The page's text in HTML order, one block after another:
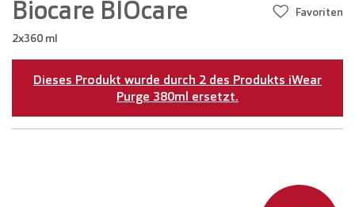
Biocare BIOcare
2x360 ml
Favoriten
Dieses Produkt wurde durch 2 des Produkts iWear
Purge 380ml ersetzt.